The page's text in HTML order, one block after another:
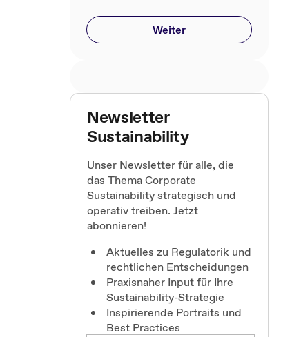
Weiter
Newsletter
Sustainability
Unser Newsletter für alle, die
das Thema Corporate
Sustainability strategisch und
operativ treiben. Jetzt
abonnieren!
Aktuelles zu Regulatorik und
rechtlichen Entscheidungen
Praxisnaher Input für Ihre
Sustainability-Strategie
Inspirierende Portraits und
Best Practices